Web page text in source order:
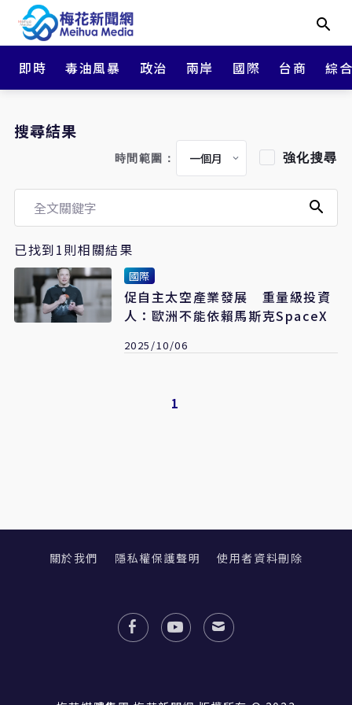
即時 毒油風暴 政治 兩岸 國際 台商 綜
搜尋結果
時間範圍： 強化搜尋
已找到1則相關結果
國際
促自主太空產業發展 重量級投資
人：歐洲不能依賴馬斯克SpaceX
2025/10/06
1
關於我們 隱私權保護聲明 使用者資料刪除